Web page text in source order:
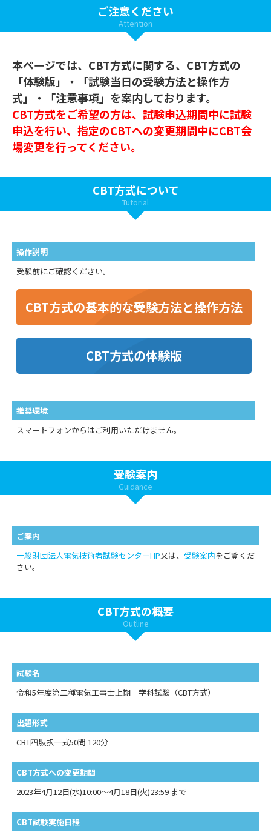
ご注意ください
Attention
本ページでは、CBT方式に関する、CBT方式の
「体験版」・「試験当日の受験方法と操作方
式」・「注意事項」を案内しております。
CBT方式をご希望の方は、試験申込期間中に試験
申込を行い、指定のCBTへの変更期間中にCBT会
場変更を行ってください。
CBT方式について
Tutorial
操作説明
受験前にご確認ください。
CBT方式の基本的な受験方法と操作方法
CBT方式の体験版
推奨環境
スマートフォンからはご利用いただけません。
受験案内
Guidance
ご案内
一般財団法人電気技術者試験センターHP又は、 受験案内をご覧くだ
さい。
CBT方式の概要
Outline
試験名
令和5年度第二種電気工事士上期 学科試験（CBT方式）
出題形式
CBT四肢択一式50問 120分
CBT方式への変更期間
2023年4月12日(水)10:00～4月18日(火)23:59 まで
CBT試験実施日程